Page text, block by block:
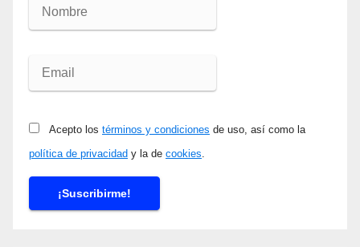
Acepto los términos y condiciones de uso, así como la
política de privacidad y la de cookies.